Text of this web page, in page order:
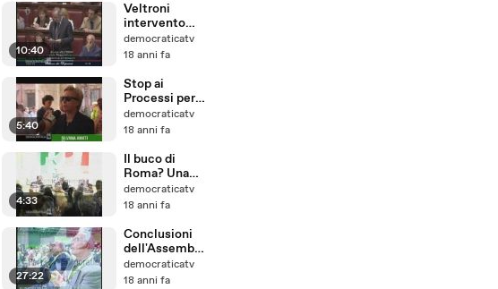
10:40
Veltroni
intervento
alla Camera
democraticatv
18 anni fa
5:40
Stop ai
Processi per
stupro, la
protesta al
democraticatv
18 anni fa
4:33
Il buco di
Roma? Una
grande bufala
mediatica
democraticatv
18 anni fa
27:22
Conclusioni
dell'Assemble
a Nazionale
PD di Walter
democraticatv
18 anni fa